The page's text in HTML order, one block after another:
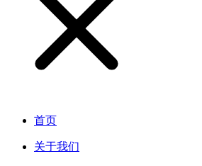
首页
关于我们